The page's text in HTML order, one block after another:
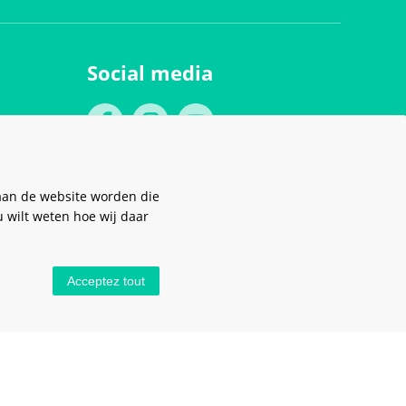
Social media
de website worden die
wilt weten hoe wij daar
Acceptez tout